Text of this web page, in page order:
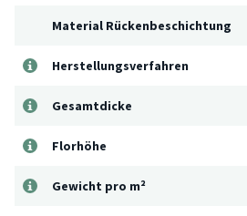
Material Rückenbeschichtung
Herstellungsverfahren
Gesamtdicke
Florhöhe
Gewicht pro m²